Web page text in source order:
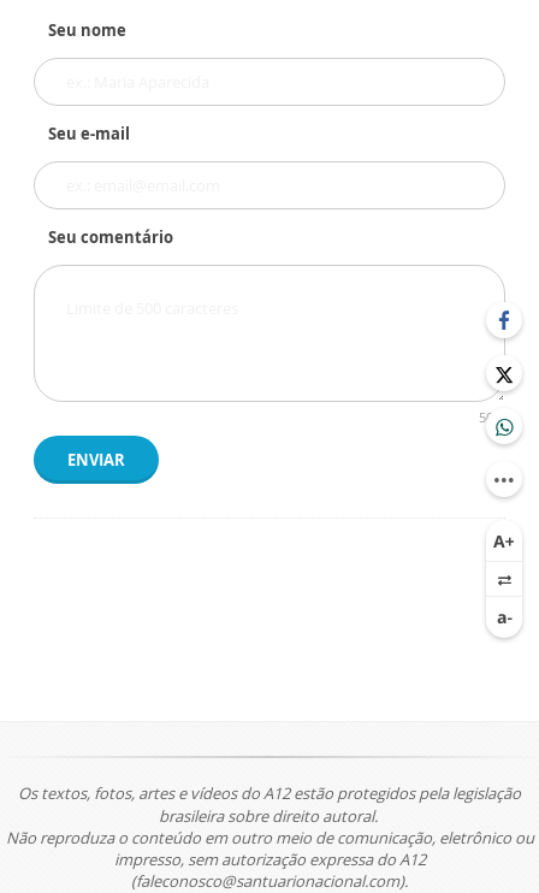
Seu nome
Seu e-mail
Seu comentário
500
ENVIAR
Os textos, fotos, artes e vídeos do A12 estão protegidos pela legislação
brasileira sobre direito autoral.
Não reproduza o conteúdo em outro meio de comunicação, eletrônico ou
impresso, sem autorização expressa do A12
(faleconosco@santuarionacional.com).